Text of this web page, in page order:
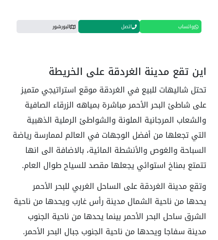
واتساب اتصل البورشور
اين تقع مدينة الغردقة على الخريطة
تحتل شاليهات للبيع في الغردقة موقع استراتيجي متميز
على شاطئ البحر الأحمر مباشرة بمياهه الزرقاء الصافية
والشعاب المرجانية الملونة والشواطئ الرملية الذهبية
التي تجعلها من أفضل الوجهات في العالم لممارسة رياضة
السباحة والغوص والأنشطة المائية، بالاضافة الى انها
تتمتع بمناخ استوائي يجعلها مقصد للسياح طوال العام.
وتقع مدينة الغردقة على الساحل الغربي للبحر الأحمر
يحدها من ناحية الشمال مدينة رأس غارب ويحدها من ناحية
الشرق ساحل البحر الأحمر بينما يحدها من ناحية الجنوب
مدينة سفاجا ويحدها من ناحية الجنوب جبال البحر الأحمر.